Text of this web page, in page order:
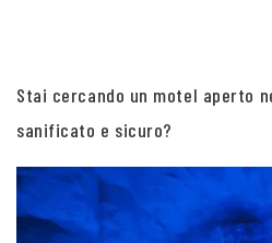
Stai cercando un motel aperto
sanificato e sicuro?